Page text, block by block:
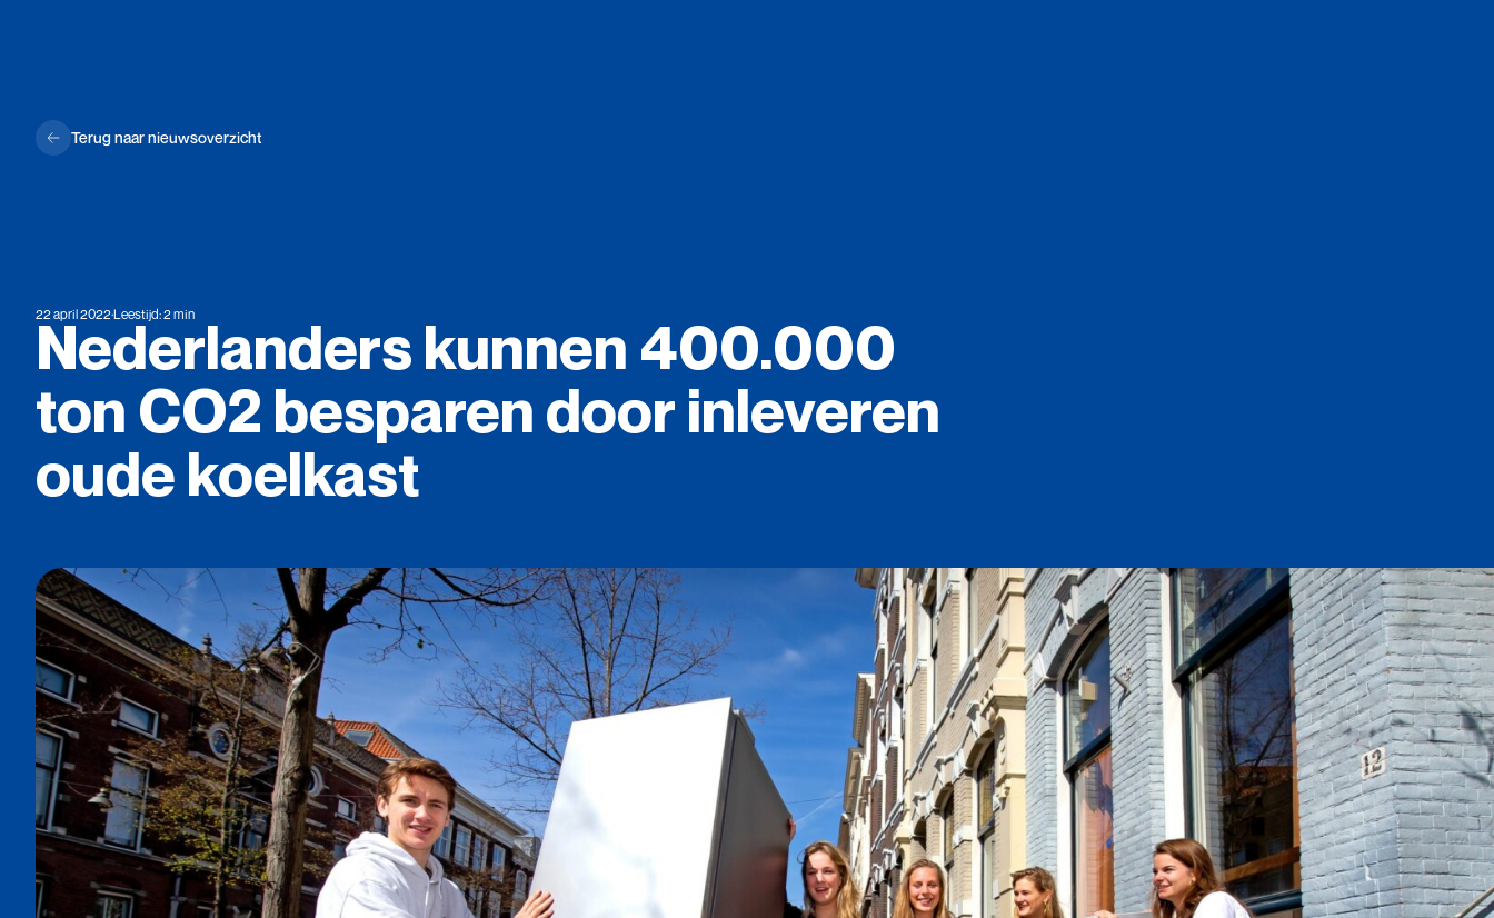
Terug naar nieuwsoverzicht
22 april 2022·Leestijd: 2 min
Nederlanders kunnen 400.000
ton CO2 besparen door inleveren
oude koelkast